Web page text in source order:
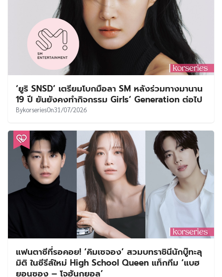
19 ปี ยันยังคงทำกิจกรรม Girls’ Generation ต่อไป
BykorseriesOn31/07/2026